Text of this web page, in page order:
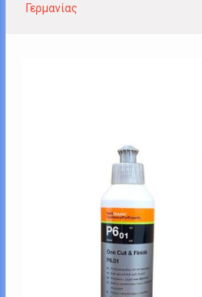
Γερμανίας